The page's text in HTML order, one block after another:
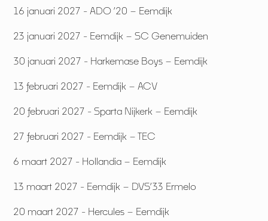
16 januari 2027 - ADO ’20 – Eemdijk
23 januari 2027 - Eemdijk – SC Genemuiden
30 januari 2027 - Harkemase Boys – Eemdijk
13 februari 2027 - Eemdijk – ACV
20 februari 2027 - Sparta Nijkerk – Eemdijk
27 februari 2027 - Eemdijk – TEC
6 maart 2027 - Hollandia – Eemdijk
13 maart 2027 - Eemdijk – DVS’33 Ermelo
20 maart 2027 - Hercules – Eemdijk